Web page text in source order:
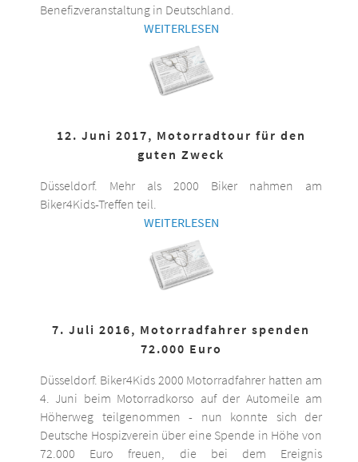
Benefizveranstaltung in Deutschland.
WEITERLESEN
12. Juni 2017, Motorradtour für den
guten Zweck
Düsseldorf. Mehr als 2000 Biker nahmen am
Biker4Kids-Treffen teil.
WEITERLESEN
7. Juli 2016, Motorradfahrer spenden
72.000 Euro
Düsseldorf. Biker4Kids 2000 Motorradfahrer hatten am
4. Juni beim Motorradkorso auf der Automeile am
Höherweg teilgenommen - nun konnte sich der
Deutsche Hospizverein über eine Spende in Höhe von
72.000 Euro freuen, die bei dem Ereignis